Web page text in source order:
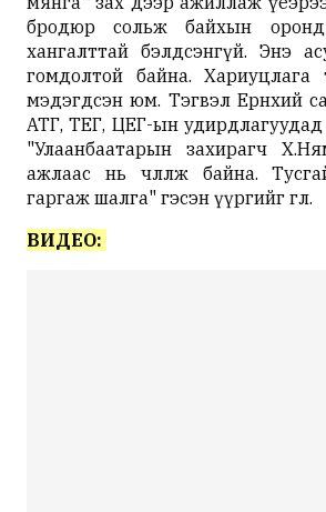
бродюр сольж байхын оронд
хангалттай бэлдсэнгүй. Энэ
гомдолтой байна. Хариуцлага
мэдэгдсэн юм. Тэгвэл Ерөнхий
АТГ, ТЕГ, ЦЕГ-ын удирдлагуудад
"Улаанбаатарын захирагч
ажлаас нь чөлөөлж байна.
гаргаж шалга" гэсэн үүргийг өглөө.
ВИДЕО: